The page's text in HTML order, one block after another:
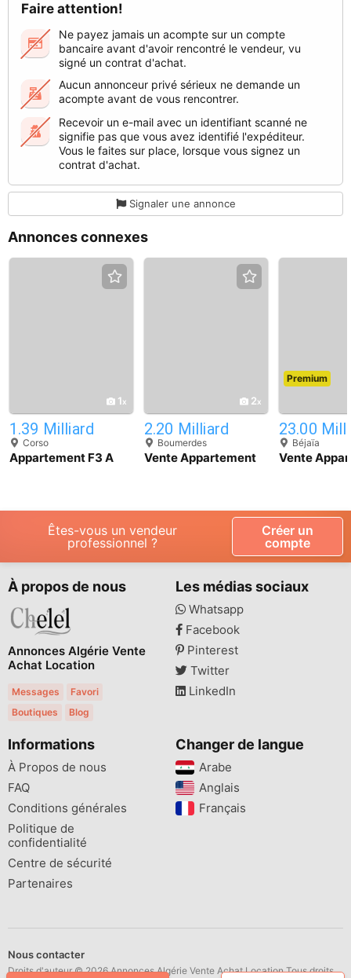
Faire attention!
Ne payez jamais un acompte sur un compte
bancaire avant d'avoir rencontré le vendeur, vu
signé un contrat d'achat.
Aucun annonceur privé sérieux ne demande un
acompte avant de vous rencontrer.
Recevoir un e-mail avec un identifiant scanné ne
signifie pas que vous avez identifié l'expéditeur.
Vous le faites sur place, lorsque vous signez un
contrat d'achat.
Signaler une annonce
Annonces connexes
1
1.39 Milliard
Corso
Appartement F3 A
2
2.20 Milliard
Boumerdes
Vente Appartement
Premium
23.00
Béjaïa
Vente
Êtes-vous un vendeur
professionnel ?
Créer un
compte
À propos de nous
Annonces Algérie Vente
Achat Location
Messages
Favori
Boutiques
Blog
Les médias sociaux
Whatsapp
Facebook
Pinterest
Twitter
LinkedIn
Informations
À Propos de nous
FAQ
Conditions générales
Politique de
confidentialité
Centre de sécurité
Partenaires
Changer de langue
Arabe
Anglais
Français
Nous contacter
Droits d'auteur © 2026 Annonces Algérie Vente Achat Location Tous droits